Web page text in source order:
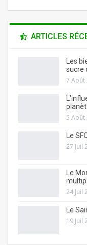
ARTICLES
Les
sucre
7 Août
5 Août
Le
27 Juil
Le
24 Juil
Le
19 Juil